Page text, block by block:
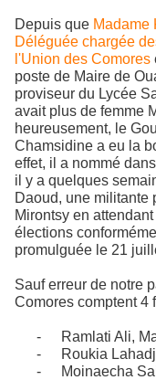
Depuis que Madame
Déléguée chargée
l'Union des Comores
poste de Maire de
proviseur du Lycée
avait plus de femme
heureusement, le
Chamsidine a eu la
effet, il a nommé
il y a quelques
Daoud, une militante
Mirontsy en
élections
promulguée le 21
Sauf erreur de notre
Comores comptent 4
-
Ramlati Ali,
-
Roukia
-
Moinaecha